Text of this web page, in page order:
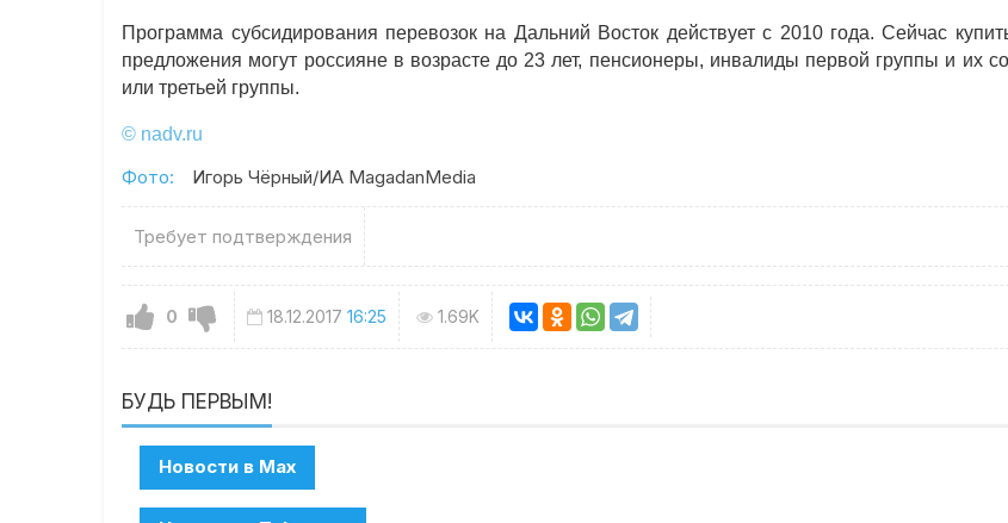
Программа субсидирования перевозок на Дальний Восток действует с 2010 года. Сейчас
предложения могут россияне в возрасте до 23 лет, пенсионеры, инвалиды первой группы и их
или третьей группы.
© nadv.ru
Фото: Игорь Чёрный/ИА MagadanMedia
Требует подтверждения
0 18.12.2017 16:25 1.69K
БУДЬ ПЕРВЫМ!